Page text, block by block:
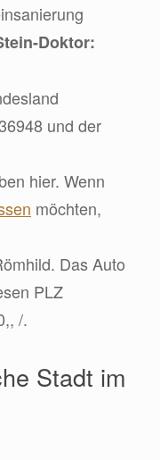
Doktor:
und der
hier. Wenn
möchten,
Das Auto
PLZ
/.
Stadt im